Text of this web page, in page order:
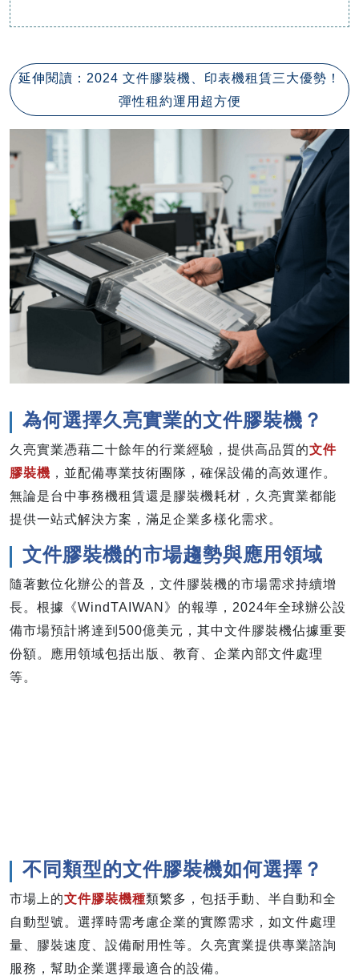
延伸閱讀： 2024 文件膠裝機、印表機租賃三大優勢！
彈性租約運用超方便
為何選擇久亮實業的文件膠裝機？
久亮實業憑藉二十餘年的行業經驗，提供高品質的文件
膠裝機 ，並配備專業技術團隊，確保設備的高效運作。
無論是台中事務機租賃還是膠裝機耗材，久亮實業都能
提供一站式解決方案，滿足企業多樣化需求。
文件膠裝機的市場趨勢與應用領域
隨著數位化辦公的普及，文件膠裝機的市場需求持續增
長。根據《WindTAIWAN》的報導，2024年全球辦公設
備市場預計將達到500億美元，其中文件膠裝機佔據重要
份額。應用領域包括出版、教育、企業內部文件處理
等。
不同類型的文件膠裝機如何選擇？
市場上的文件膠裝機種類繁多，包括手動、半自動和全
自動型號。選擇時需考慮企業的實際需求，如文件處理
量、膠裝速度、設備耐用性等。久亮實業提供專業諮詢
服務，幫助企業選擇最適合的設備。